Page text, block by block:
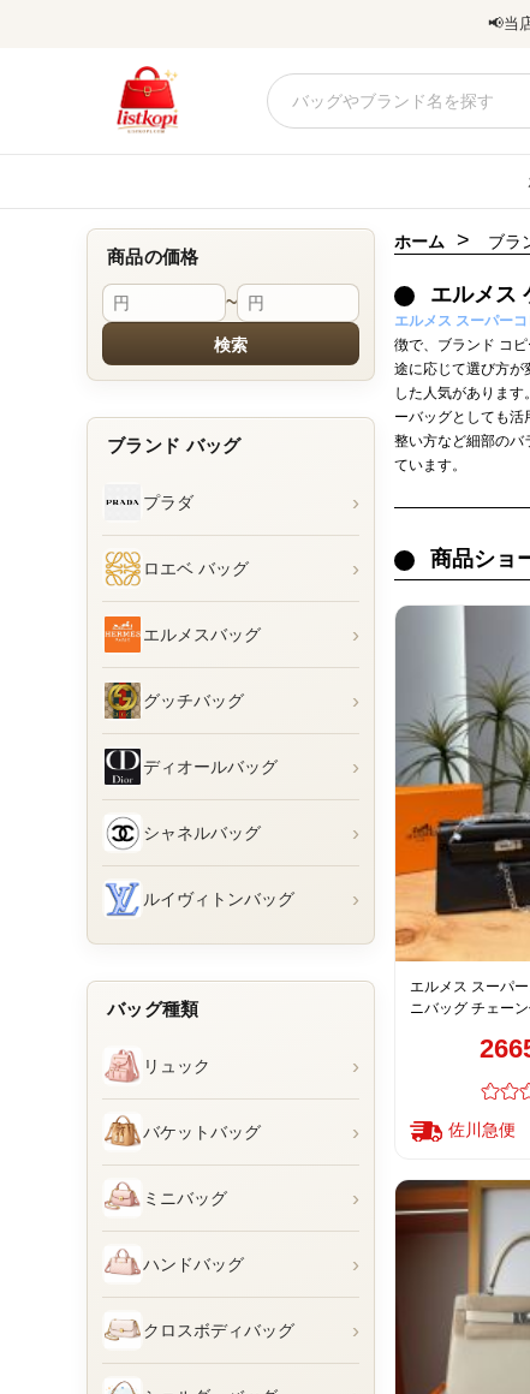
📢当
商品の価格
~
検索
ブランド バッグ
プラダ ›
ロエベ バッグ ›
エルメスバッグ ›
グッチバッグ ›
ディオールバッグ ›
シャネルバッグ ›
ルイヴィトンバッグ ›
バッグ種類
リュック ›
バケットバッグ ›
ミニバッグ ›
ハンドバッグ ›
クロスボディバッグ ›
ホーム > ブラ
エルメス
エルメス スーパー
徴で、ブランド コ
途に応じて選び方が
した人気がありま
ーバッグとしても
整い方など細部のバ
ています。
商品ショ
エルメス スーパ
ニバッグ チェー
佐川急便